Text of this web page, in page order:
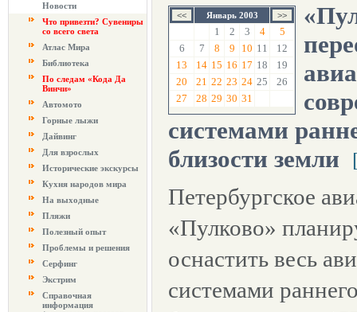
Новости
Что привезти? Сувениры
со всего света
Атлас Мира
Библиотека
По следам «Кода Да
Винчи»
Автомото
Горные лыжи
Дайвинг
Для взрослых
Исторические экскурсы
Кухня народов мира
На выходные
Пляжи
Полезный опыт
Проблемы и решения
Серфинг
Экстрим
Справочная
информация
Январь 2003
1 2 3 4
5
6
7 8 9 10 11
12
13
14 15 16 17 18
19
20
21 22 23 24 25
26
27
28 29 30 31
системами
близости земли
Петербургское
«Пулково»
оснастить весь
системами